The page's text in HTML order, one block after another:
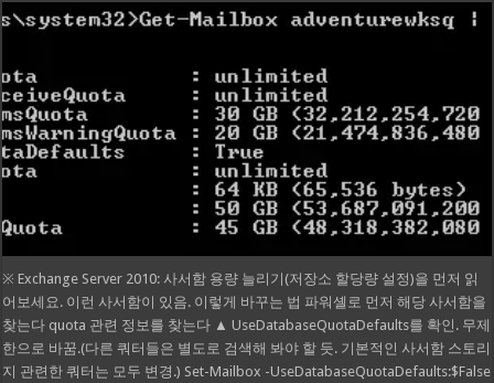
※ Exchange Server 2010: 사서함 용량 늘리기(저장소 할당량 설정)을 먼저 읽
어보세요. 이런 사서함이 있음. 이렇게 바꾸는 법 파워셸로 먼저 해당 사서함을
찾는다 quota 관련 정보를 찾는다 ▲ UseDatabaseQuotaDefaults를 확인. 무제
한으로 바꿈.(다른 쿼터들은 별도로 검색해 봐야 할 듯. 기본적인 사서함 스토리
지 관련한 쿼터는 모두 변경.) Set-Mailbox -UseDatabaseQuotaDefaults:$False